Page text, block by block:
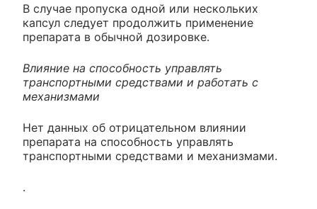
В случае пропуска одной или нескольких
капсул следует продолжить применение
препарата в обычной дозировке.
Влияние на способность управлять
транспортными средствами и работать с
механизмами
Нет данных об отрицательном влиянии
препарата на способность управлять
транспортными средствами и механизмами.
.